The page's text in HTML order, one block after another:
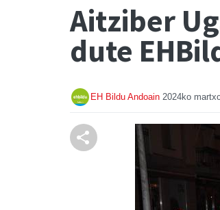
Aitziber
dute
EH Bildu Andoain 2024ko